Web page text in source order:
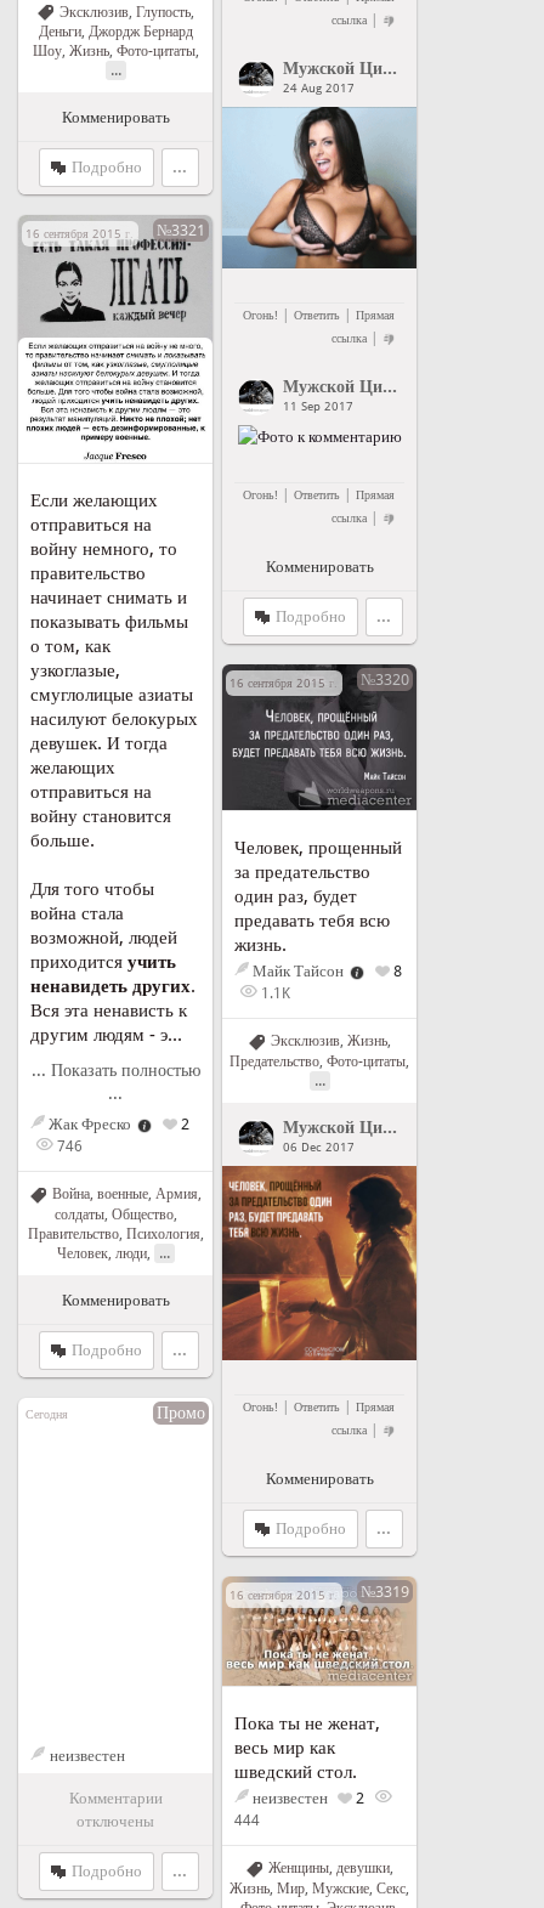
ссылка |
Мужской Цитатник Рунета
24 Aug 2017
Огонь! Ответить
Прямая
ссылка
Мужской Цитатник Рунета
11 Sep 2017
Огонь! Ответить
Прямая
ссылка
Комменировать
Подробно ...
Эксклюзив Глупость
Деньги, Джордж Бернард
Шоу, Жизнь, Фото-цитаты,
...
Комменировать
Подробно ...
16 сентября 2015 г. в 18:57№3321
Если желающих
отправиться на
войну немного, то
правительство
начинает снимать и
показывать фильмы
о том, как
узкоглазые,
смуглолицые азиаты
насилуют белокурых
девушек. И тогда
желающих
отправиться на
войну становится
больше.
Для того чтобы
война стала
возможной, людей
приходится учить
ненавидеть других.
Вся эта ненависть к
другим людям - э...
... Показать полностью
...
Жак Фреско 2
746
Война, военные, Армия,
солдаты, Общество,
Правительство, Психология,
Человек, люди, ...
Комменировать
Подробно ...
16 сентября 2015 г. в 18:52№3320
Человек, прощенный
за предательство
один раз, будет
предавать тебя всю
жизнь.
Майк Тайсон 8
1.1K
Эксклюзив, Жизнь,
Предательство Фото-цитаты
...
Мужской Цитатник Рунета
06 Dec 2017
Огонь! | Ответить | Прямая
ссылка |
Комменировать
Подробно ...
Сегодня Промо
неизвестен
Комментарии
отключены
Подробно ...
16 сентября 2015 г. в 13:46№3319
Пока ты не женат,
весь мир как
шведский стол.
неизвестен 2
444
Женщины, девушки,
Жизнь Мир Мужские Секс